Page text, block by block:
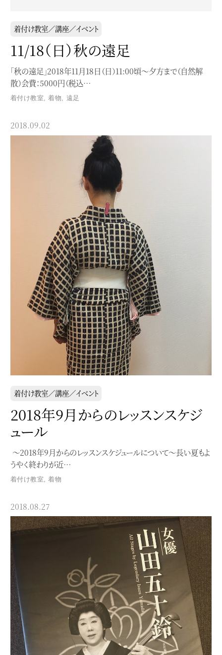
着付け教室／講座／イベント
11/18（日）秋の遠足
「秋の遠足」2018年11月18日（日）11:00頃〜夕方まで（自然解
散）会費：5000円（税込…
着付け教室,着物, 遠足
2018.09.02
着付け教室／講座／イベント
2018年9月からのレッスンスケジ
ュール
〜2018年9月からのレッスンスケジュールについて〜長い夏もよ
うやく終わりが近…
着付け教室 ,着物
2018.08.27